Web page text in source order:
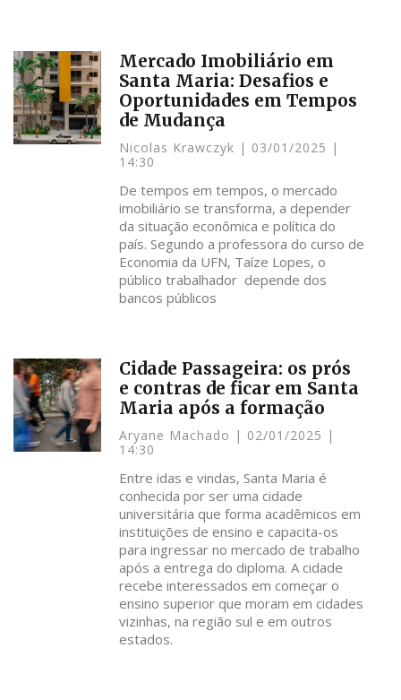
Mercado Imobiliário em
Santa Maria: Desafios e
Oportunidades em Tempos
de Mudança
Nicolas Krawczyk
03/01/2025
14:30
De tempos em tempos, o mercado
imobiliário se transforma, a depender
da situação econômica e política do
país. Segundo a professora do curso de
Economia da UFN, Taíze Lopes, o
público trabalhador depende dos
bancos públicos
Cidade Passageira: os prós
e contras de ficar em Santa
Maria após a formação
Aryane Machado
02/01/2025
14:30
Entre idas e vindas, Santa Maria é
conhecida por ser uma cidade
universitária que forma acadêmicos em
instituições de ensino e capacita-os
para ingressar no mercado de trabalho
após a entrega do diploma. A cidade
recebe interessados em começar o
ensino superior que moram em cidades
vizinhas, na região sul e em outros
estados.